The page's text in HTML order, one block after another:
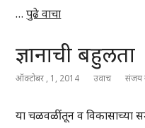
…पुढे वाचा
ज्ञानाची बहुलता
ऑक्टोबर , 1, 2014 उवाच संजय
या चळवळींतून व विकासाच्या